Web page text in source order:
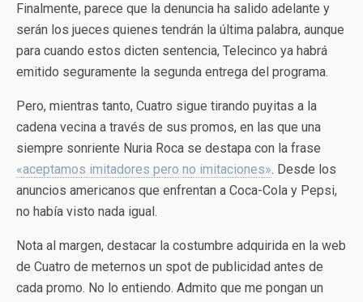
Finalmente, parece que la denuncia ha salido adelante y
serán los jueces quienes tendrán la última palabra, aunque
para cuando estos dicten sentencia, Telecinco ya habrá
emitido seguramente la segunda entrega del programa.
Pero, mientras tanto, Cuatro sigue tirando puyitas a la
cadena vecina a través de sus promos, en las que una
siempre sonriente Nuria Roca se destapa con la frase
«aceptamos imitadores pero no imitaciones». Desde los
anuncios americanos que enfrentan a Coca-Cola y Pepsi,
no había visto nada igual.
Nota al margen, destacar la costumbre adquirida en la web
de Cuatro de meternos un spot de publicidad antes de
cada promo. No lo entiendo. Admito que me pongan un